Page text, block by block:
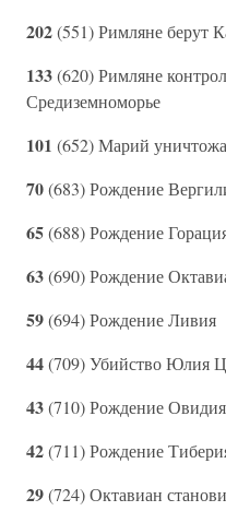
202(551) Римляне берут
133(620) Римляне
Средиземноморье
101 (652) Марий
70(683) Рождение
65(688) Рождение
63(690) Рождение
59(694) Рождение Ливия
44(709) Убийство Юлия
43(710) Рождение Овидия
42(711) Рождение
29(724) Октавиан